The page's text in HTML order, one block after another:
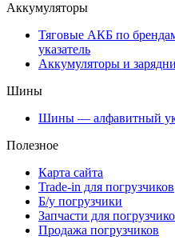
Аккумуляторы
Тяговые АКБ по
указатель
Аккумуляторы и
Шины
Шины — алфавитный
Полезное
Карта сайта
Trade-in для погрузчиков
Б/у погрузчики
Запчасти для
Продажа погрузчиков